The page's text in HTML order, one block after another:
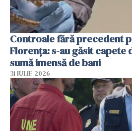
Controale fără precedent
Florența: s-au găsit capete
sumă imensă de bani
31 IULIE 2026